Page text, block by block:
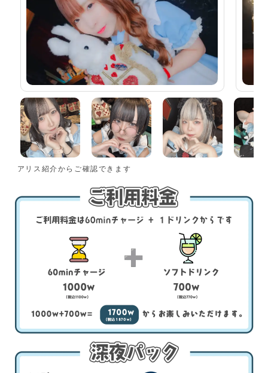
アリス紹介からご確認できます